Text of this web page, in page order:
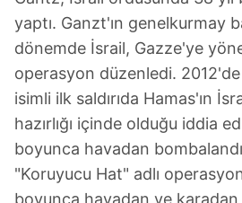
yaptı. Ganzt'ın genelkurmay
dönemde İsrail, Gazze'ye
operasyon düzenledi.
isimli ilk saldırıda Hamas'ın
hazırlığı içinde olduğu iddia
boyunca havadan
"Koruyucu Hat" adlı
boyunca havadan ve karadan